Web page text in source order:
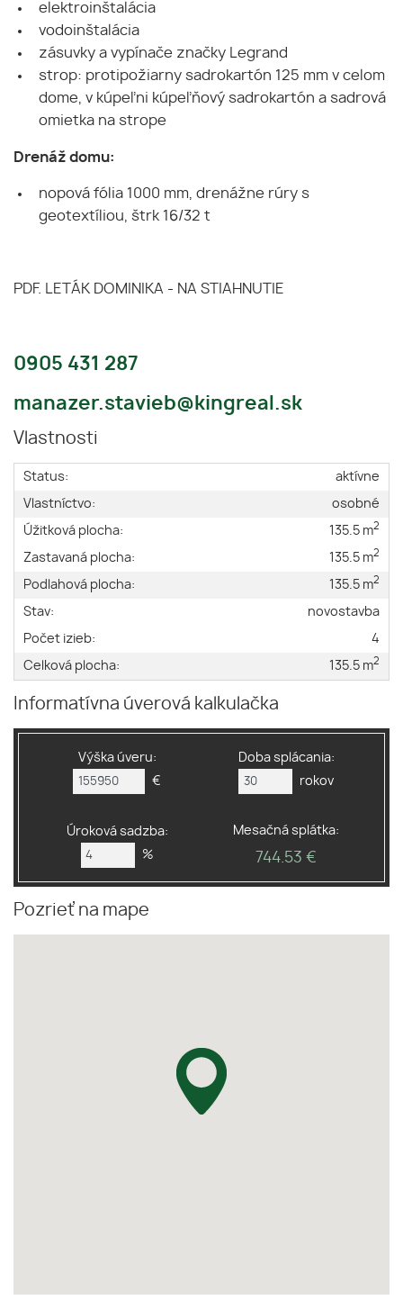
elektroinštalácia
vodoinštalácia
zásuvky a vypínače značky Legrand
strop: protipožiarny sadrokartón 125 mm v celom
dome, v kúpeľni kúpeľňový sadrokartón a sadrová
omietka na strope
Drenáž domu:
nopová fólia 1000 mm, drenážne rúry s
geotextíliou, štrk 16/32 t
PDF. LETÁK DOMINIKA - NA STIAHNUTIE
0905 431 287
manazer.stavieb@kingreal.sk
Vlastnosti
Status:
aktívne
Vlastníctvo:
osobné
Úžitková plocha:
135.5 m2
Zastavaná plocha: 135.5 m2
Podlahová plocha: 135.5 m2
Stav:
novostavba
Počet izieb:
4
Celková plocha:
135.5 m2
Informatívna úverová kalkulačka
Výška úveru:
€
Doba splácania:
rokov
Úroková sadzba:
%
Mesačná splátka:
744.53 €
Pozrieť na mape